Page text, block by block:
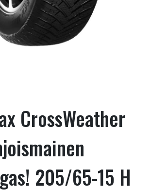
CrossWeather
205/65-15 H